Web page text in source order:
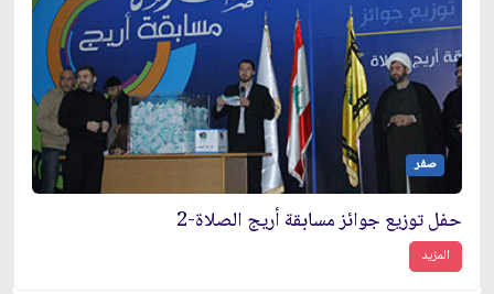
صفر
حفل توزيع جوائز مسابقة أريج الصلاة-2
المزيد